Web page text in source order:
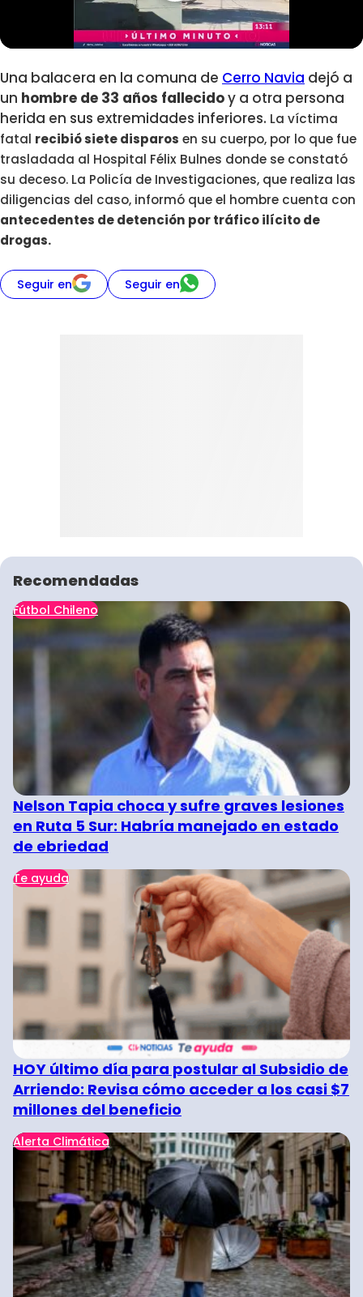
Una balacera en la comuna de Cerro Navia dejó a
un hombre de 33 años fallecidoy a otra persona
herida en sus extremidades inferiores. La víctima
fatal recibió siete disparos en su cuerpo, por lo que fue
trasladada al Hospital Félix Bulnes donde se constató
su deceso. La Policía de Investigaciones, que realiza las
diligencias del caso, informó que el hombre cuenta con
antecedentes de detención por tráfico ilícito de
drogas.
Seguir en Seguir en
Recomendadas
Fútbol Chileno
Nelson Tapia choca y sufre graves lesiones
en Ruta 5 Sur: Habría manejado en estado
de ebriedad
Te ayuda
HOY último día para postular al Subsidio de
Arriendo: Revisa cómo acceder a los casi $7
millones del beneficio
Alerta Climática